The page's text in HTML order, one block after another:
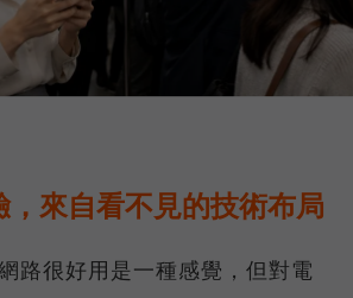
來自看不見的技術布局
路很好用是一種感覺，但對電